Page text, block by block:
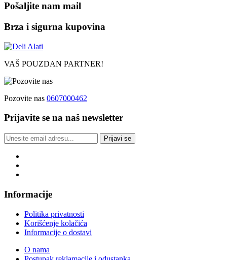
Pošaljite nam mail
Brza i sigurna kupovina
VAŠ POUZDAN PARTNER!
Pozovite nas 0607000462
Prijavite se na naš newsletter
Prijavi se
Informacije
Politika privatnosti
Korišćenje kolačića
Informacije o dostavi
O nama